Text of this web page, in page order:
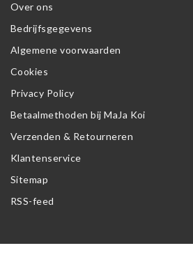
Over ons
Bedrijfsgegevens
Algemene voorwaarden
Cookies
Privacy Policy
Betaalmethoden bij MaJa Koi
Verzenden & Retourneren
Klantenservice
Sitemap
RSS-feed